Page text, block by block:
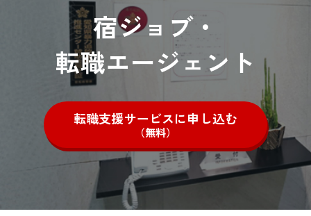
宿ジョブ・
転職エージェント
転職支援サービスに申し込む
（無料）